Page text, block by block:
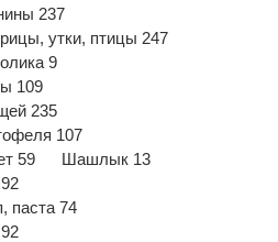
237
утки, птицы 247
9
109
235
107
59
Шашлык 13
паста 74